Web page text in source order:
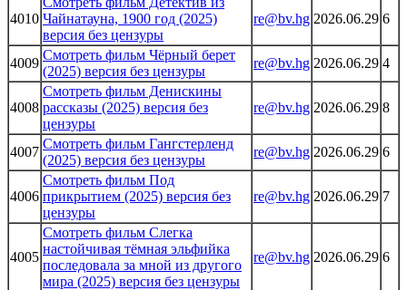
4010 Чайнатауна, 1900 год (2025)
версия без цензуры
re@bv.hg 2026.06.29 6
4009
Смотреть фильм Чёрный берет
(2025) версия без цензуры
re@bv.hg 2026.06.29 4
4008
Смотреть фильм Денискины
рассказы (2025) версия без
цензуры
re@bv.hg 2026.06.29 8
4007
Смотреть фильм Гангстерленд
(2025) версия без цензуры
re@bv.hg 2026.06.29 6
4006
Смотреть фильм Под
прикрытием (2025) версия без
цензуры
re@bv.hg 2026.06.29 7
4005
Смотреть фильм Слегка
настойчивая тёмная эльфийка
последовала за мной из другого
мира (2025) версия без цензуры
re@bv.hg 2026.06.29 6